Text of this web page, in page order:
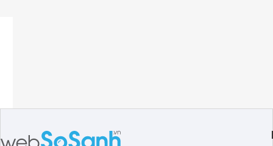
cũng nhiều lĩnh vực khác.
Sản phẩm đạt chỉ tiêu ISO 9001:2015 an toàn về chất